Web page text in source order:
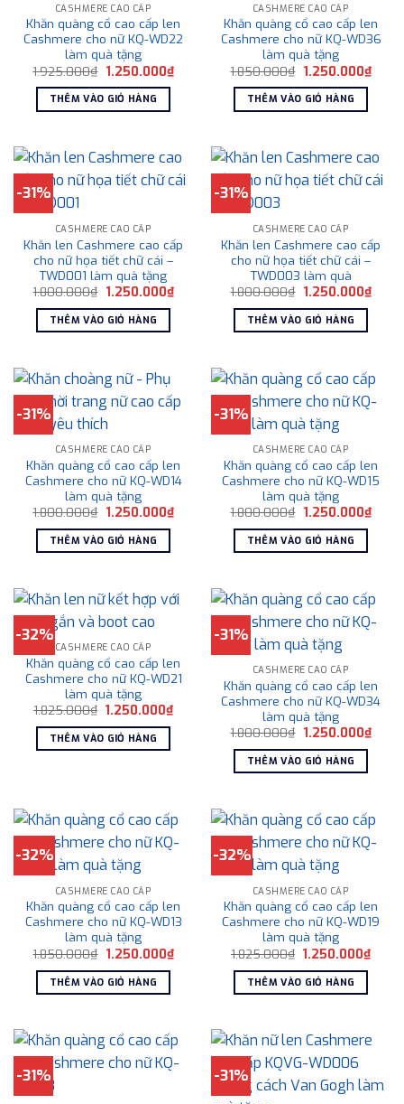
CASHMERE CAO CẤP
Khăn quàng cổ cao cấp len
Cashmere cho nữ KQ-WD22
làm quà tặng
1.925.000₫ Giá
là:
1.925.000₫.
1.250.000₫Giá
hiện
1.250.000₫.
THÊM VÀO GIỎ HÀNG
CASHMERE CAO CẤP
Khăn quàng cổ cao cấp len
Cashmere cho nữ KQ-WD36
làm quà tặng
1.850.000₫ Giá
là:
1.850.000₫.
1.250.000₫Giá
hiện
THÊM VÀO GIỎ HÀNG
-31%
CASHMERE CAO CẤP
Khăn len Cashmere cao cấp
cho nữ họa tiết chữ cái –
TWD001 làm quà tặng
1.800.000₫ Giá
là:
1.800.000₫.
1.250.000₫Giá
hiện
1.250.000₫.
THÊM VÀO GIỎ HÀNG
-31%
CASHMERE CAO CẤP
Khăn len Cashmere cao cấp
cho nữ họa tiết chữ cái –
TWD003 làm quà
1.800.000₫ Giá
là:
1.800.000₫.
1.250.000₫Giá
hiện
THÊM VÀO GIỎ HÀNG
-31%
CASHMERE CAO CẤP
Khăn quàng cổ cao cấp len
Cashmere cho nữ KQ-WD14
làm quà tặng
1.800.000₫ Giá
là:
1.800.000₫.
1.250.000₫Giá
hiện
1.250.000₫.
THÊM VÀO GIỎ HÀNG
-31%
CASHMERE CAO CẤP
Khăn quàng cổ cao cấp len
Cashmere cho nữ KQ-WD15
làm quà tặng
1.800.000₫ Giá
là:
1.800.000₫.
1.250.000₫Giá
hiện
THÊM VÀO GIỎ HÀNG
-32%
CASHMERE CAO CẤP
Khăn quàng cổ cao cấp len
Cashmere cho nữ KQ-WD21
làm quà tặng
1.825.000₫ Giá
là:
1.825.000₫.
1.250.000₫Giá
THÊM VÀO GIỎ HÀNG
-31%
CASHMERE CAO CẤP
Khăn quàng cổ cao cấp len
Cashmere cho nữ KQ-WD34
làm quà tặng
1.800.000₫ Giá
là:
1.800.000₫.
1.250.000₫Giá
THÊM VÀO GIỎ HÀNG
-32%
CASHMERE CAO CẤP
Khăn quàng cổ cao cấp len
Cashmere cho nữ KQ-WD13
làm quà tặng
1.850.000₫ Giá
là:
1.850.000₫.
1.250.000₫Giá
hiện
1.250.000₫.
THÊM VÀO GIỎ HÀNG
-32%
CASHMERE CAO CẤP
Khăn quàng cổ cao cấp len
Cashmere cho nữ KQ-WD19
làm quà tặng
1.825.000₫ Giá
là:
1.825.000₫.
1.250.000₫Giá
hiện
THÊM VÀO GIỎ HÀNG
-31% -31%